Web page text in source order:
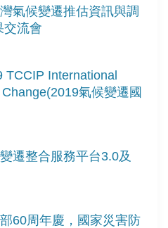
氣候變遷推估資訊與調
交流會
TCCIP International
氣候變遷國
遷整合服務平台3.0及
60周年慶，國家災害防